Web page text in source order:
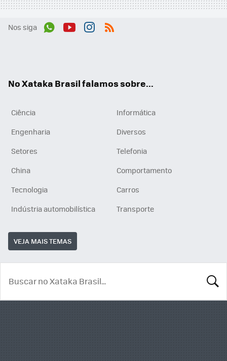
Nos siga
No Xataka Brasil falamos sobre...
Ciência
Informática
Engenharia
Diversos
Setores
Telefonia
China
Comportamento
Tecnologia
Carros
Indústria automobilística
Transporte
VEJA MAIS TEMAS